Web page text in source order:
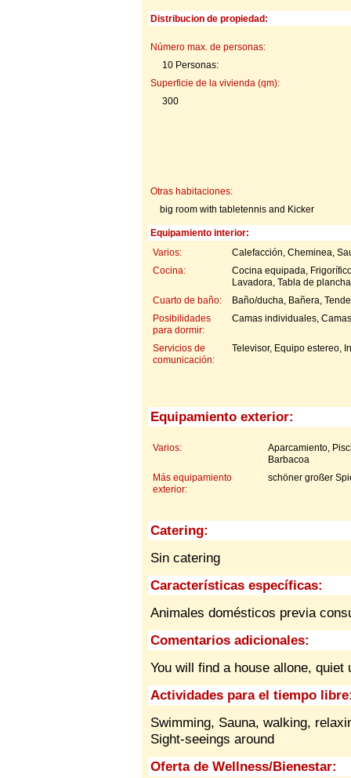
Distribucion de propiedad:
Número max. de personas:
10 Personas:
Superficie de la vivienda (qm):
300
Otras habitaciones:
big room with tabletennis and Kicker
Equipamiento interior:
Varios:
Calefacción, Cheminea,
Cocina:
Cocina equipada,
Lavadora, Tabla de
Cuarto de baño:
Baño/ducha, Bañera,
Posibilidades
para dormir:
Camas individuales,
Servicios de
comunicación:
Televisor, Equipo estereo,
Equipamiento exterior:
Varios:
Aparcamiento,
Barbacoa
Más equipamiento
exterior:
schöner großer
Catering:
Sin catering
Características específicas:
Animales domésticos previa
Comentarios adicionales:
You will find a house allone, quiet
Actividades para el tiempo
Swimming, Sauna, walking,
Sight-seeings around
Oferta de Wellness/Bienestar: